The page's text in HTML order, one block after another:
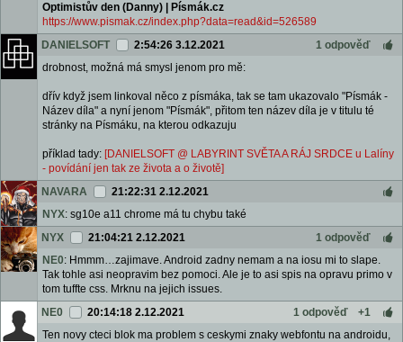
Optimistův den (Danny) | Písmák.cz
https://www.pismak.cz/index.php?data=read&id=526589
DANIELSOFT
2:54:26 3.12.2021
1 odpověď
drobnost, možná má smysl jenom pro mě:
dřív když jsem linkoval něco z písmáka, tak se tam ukazovalo "Písmák -
Název díla" a nyní jenom "Písmák", přitom ten název díla je v titulu té
stránky na Písmáku, na kterou odkazuju
příklad tady: [DANIELSOFT @ LABYRINT SVĚTA A RÁJ SRDCE u Lalíny
- povídání jen tak ze života a o životě]
NAVARA
21:22:31 2.12.2021
NYX: sg10e a11 chrome má tu chybu také
NYX
21:04:21 2.12.2021
1 odpověď
NE0: Hmmm…zajimave. Android zadny nemam a na iosu mi to slape.
Tak tohle asi neopravim bez pomoci. Ale je to asi spis na opravu primo v
tom tuffte css. Mrknu na jejich issues.
NE0
20:14:18 2.12.2021 1 odpověď
+1
Ten novy cteci blok ma problem s ceskymi znaky webfontu na androidu,